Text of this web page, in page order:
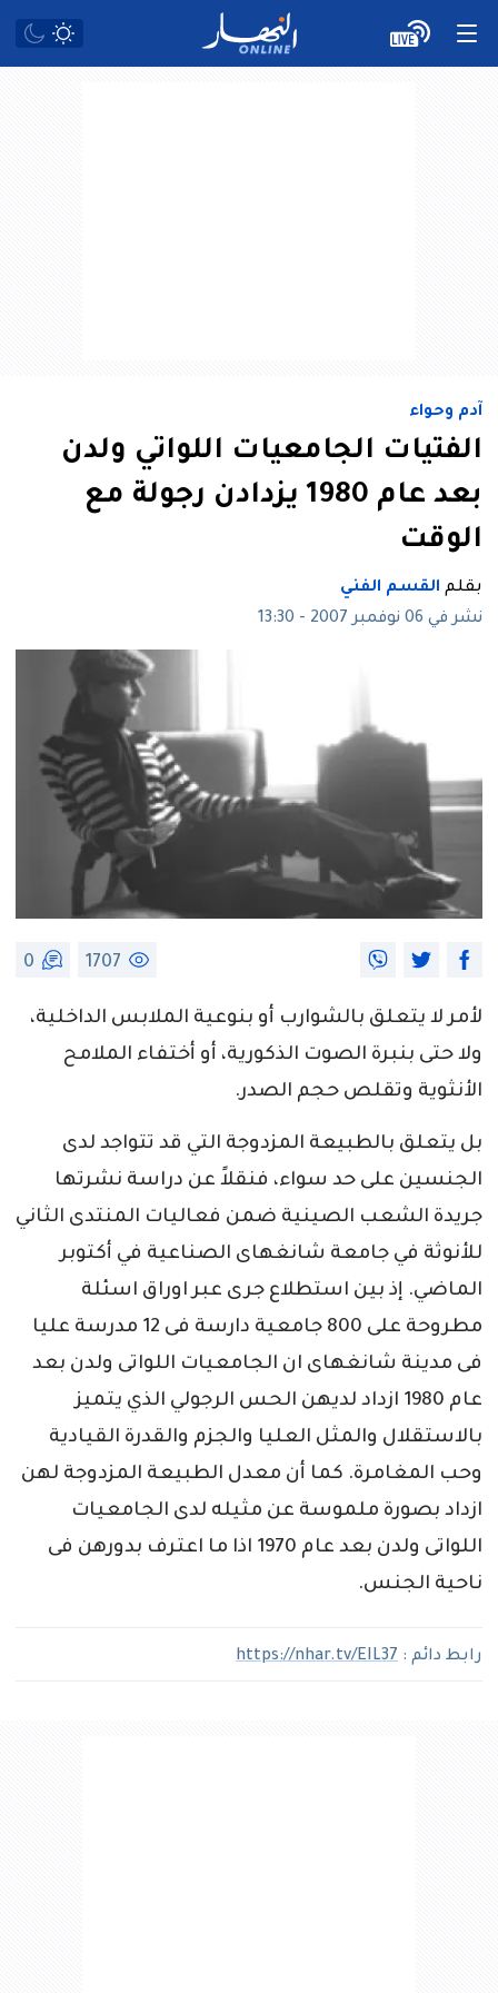
آدم وحواء
الفتيات الجامعيات اللواتي ولدن
بعد عام 1980 يزدادن رجولة مع
الوقت
بقلم القسم الفني
نشر في 06 نوفمبر 2007 - 13:30
1707
0
لأمر لا يتعلق بالشوارب أو بنوعية الملابس الداخلية،
ولا حتى بنبرة الصوت الذكورية، أو أختفاء الملامح
الأنثوية وتقلص حجم الصدر.
بل يتعلق بالطبيعة المزدوجة التي قد تتواجد لدى
الجنسين على حد سواء، فنقلاً عن دراسة نشرتها
جريدة الشعب الصينية ضمن فعاليات المنتدى الثاني
للأنوثة في جامعة شانغهاى الصناعية في أكتوبر
الماضي. إذ بين استطلاع جرى عبر اوراق اسئلة
مطروحة على 800 جامعية دارسة فى 12 مدرسة عليا
فى مدينة شانغهاى ان الجامعيات اللواتى ولدن بعد
عام 1980 ازداد لديهن الحس الرجولي الذي يتميز
بالاستقلال والمثل العليا والجزم والقدرة القيادية
وحب المغامرة. كما أن معدل الطبيعة المزدوجة لهن
ازداد بصورة ملموسة عن مثيله لدى الجامعيات
اللواتى ولدن بعد عام 1970 اذا ما اعترف بدورهن فى
ناحية الجنس.
رابط دائم : https://nhar.tv/EIL37